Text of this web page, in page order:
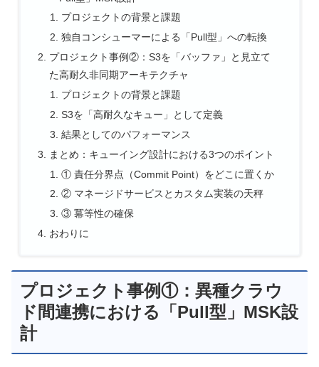
プロジェクトの背景と課題
独自コンシューマーによる「Pull型」への転換
プロジェクト事例②：S3を「バッファ」と見立て
た高耐久非同期アーキテクチャ
プロジェクトの背景と課題
S3を「高耐久なキュー」として定義
結果としてのパフォーマンス
まとめ：キューイング設計における3つのポイント
① 責任分界点（Commit Point）をどこに置くか
② マネージドサービスとカスタム実装の天秤
③ 冪等性の確保
おわりに
プロジェクト事例①：異種クラウ
ド間連携における「Pull型」MSK設
計